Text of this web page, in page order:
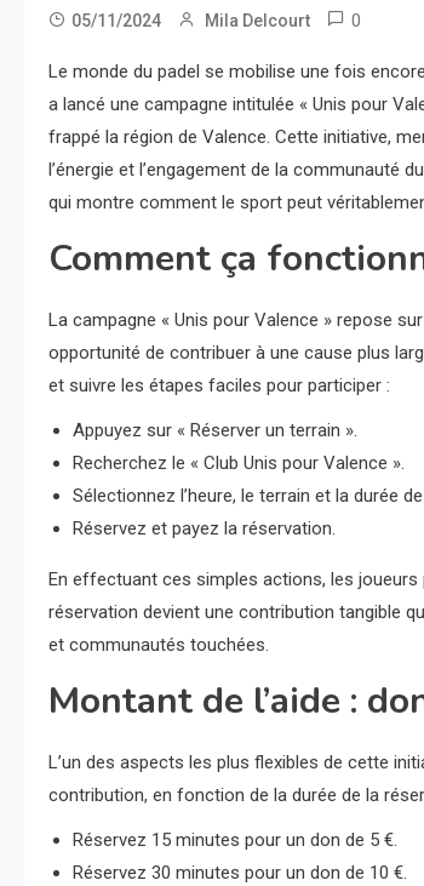
05/11/2024 Mila Delcourt 0
Le monde du padel se mobilise une fois
a lancé une campagne intitulée « Unis pour
frappé la région de Valence. Cette initiative,
l’énergie et l’engagement de la communauté
qui montre comment le sport peut
Comment ça
La campagne « Unis pour Valence » repose
opportunité de contribuer à une cause plus
et suivre les étapes faciles pour participer :
Appuyez sur « Réserver un terrain ».
Recherchez le « Club Unis pour Valence ».
Sélectionnez l’heure, le terrain et la durée
Réservez et payez la réservation.
En effectuant ces simples actions, les
réservation devient une contribution tangible
et communautés touchées.
Montant de l’aide :
L’un des aspects les plus flexibles de cette
contribution, en fonction de la durée de la
Réservez 15 minutes pour un don de 5 €.
Réservez 30 minutes pour un don de 10 €.